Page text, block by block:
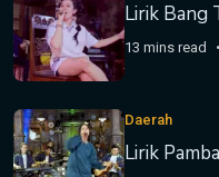
Lirik Bang
13 mins read
Daerah
Lirik